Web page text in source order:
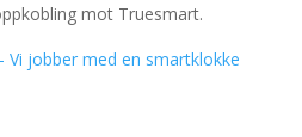
mot Truesmart.
Vi jobber med en smartklokke